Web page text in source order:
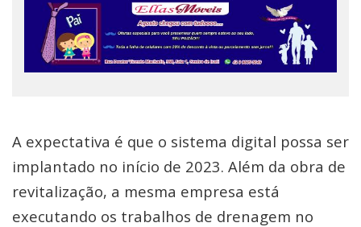
A expectativa é que o sistema digital possa ser
implantado no início de 2023. Além da obra de
revitalização, a mesma empresa está
executando os trabalhos de drenagem no